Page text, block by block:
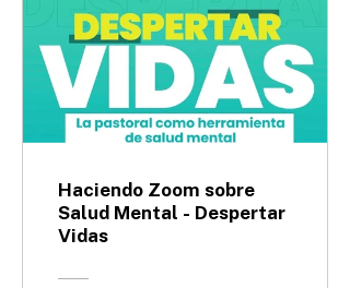
Haciendo Zoom sobre
Salud Mental - Despertar
Vidas